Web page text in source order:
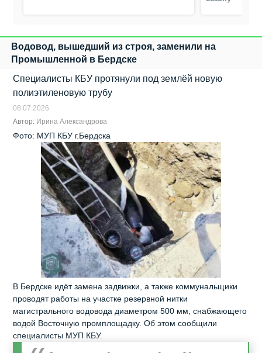
Водовод, вышедший из строя, заменили на
Промышленной в Бердске
Специалисты КБУ протянули под землёй новую
полиэтиленовую трубу
08.07.2026
Автор: Ирина Александрова
Фото: МУП КБУ г.Бердска
В Бердске идёт замена задвижки, а также коммунальщики
проводят работы на участке резервной нитки
магистрального водовода диаметром 500 мм, снабжающего
водой Восточную промплощадку. Об этом сообщили
специалисты МУП КБУ.